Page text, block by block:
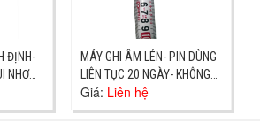
ĐỊNH-
MÁY GHI ÂM LÉN- PIN DÙNG
LIÊN TỤC 20 NGÀY- KHÔNG
CÀI ĐẶT GIAO NGAY
Giá: Liên hệ